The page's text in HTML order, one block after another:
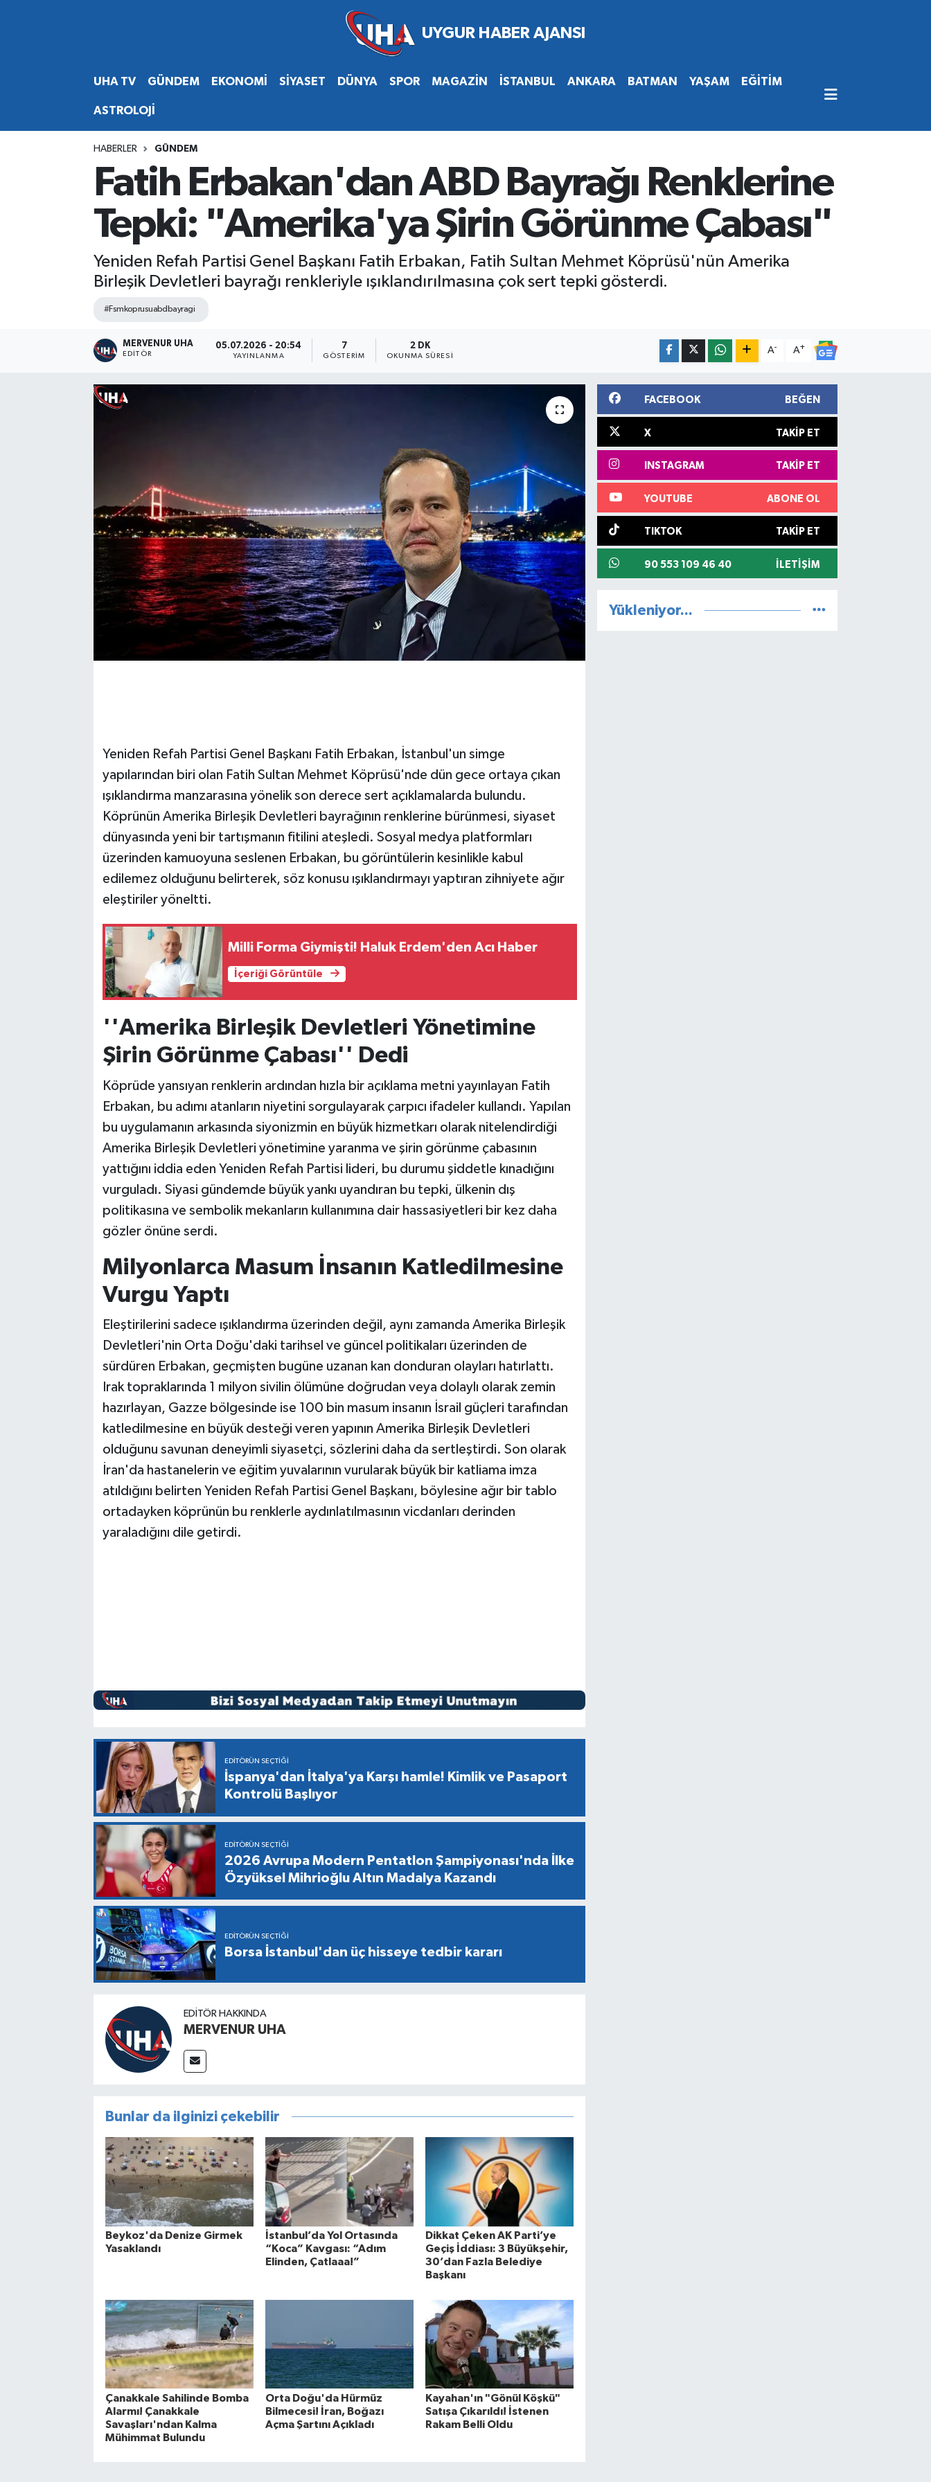
UHA TV GÜNDEM EKONOMİ SİYASET DÜNYA SPOR MAGAZİN İSTANBUL ANKARA BATMAN YAŞAM EĞİTİM
ASTROLOJİ
HABERLER GÜNDEM
Fatih Erbakan'dan ABD Bayrağı Renklerine
Tepki: "Amerika'ya Şirin Görünme Çabası"
Yeniden Refah Partisi Genel Başkanı Fatih Erbakan, Fatih Sultan Mehmet Köprüsü'nün Amerika
Birleşik Devletleri bayrağı renkleriyle ışıklandırılmasına çok sert tepki gösterdi.
#Fsmkoprusuabdbayragi
MERVENUR UHA
EDITÖR
05.07.2026 - 20:54
YAYINLANMA
7
GÖSTERIM
2 DK
OKUNMA SÜRESI
A- A+
Yeniden Refah Partisi Genel Başkanı Fatih Erbakan, İstanbul'un simge
yapılarından biri olan Fatih Sultan Mehmet Köprüsü'nde dün gece ortaya çıkan
ışıklandırma manzarasına yönelik son derece sert açıklamalarda bulundu.
Köprünün Amerika Birleşik Devletleri bayrağının renklerine bürünmesi, siyaset
dünyasında yeni bir tartışmanın fitilini ateşledi. Sosyal medya platformları
üzerinden kamuoyuna seslenen Erbakan, bu görüntülerin kesinlikle kabul
edilemez olduğunu belirterek, söz konusu ışıklandırmayı yaptıran zihniyete ağır
eleştiriler yöneltti.
Milli Forma Giymişti! Haluk Erdem'den Acı Haber
İçeriği Görüntüle
''Amerika Birleşik Devletleri Yönetimine
Şirin Görünme Çabası'' Dedi
Köprüde yansıyan renklerin ardından hızla bir açıklama metni yayınlayan Fatih
Erbakan, bu adımı atanların niyetini sorgulayarak çarpıcı ifadeler kullandı. Yapılan
bu uygulamanın arkasında siyonizmin en büyük hizmetkarı olarak nitelendirdiği
Amerika Birleşik Devletleri yönetimine yaranma ve şirin görünme çabasının
yattığını iddia eden Yeniden Refah Partisi lideri, bu durumu şiddetle kınadığını
vurguladı. Siyasi gündemde büyük yankı uyandıran bu tepki, ülkenin dış
politikasına ve sembolik mekanların kullanımına dair hassasiyetleri bir kez daha
gözler önüne serdi.
Milyonlarca Masum İnsanın Katledilmesine
Vurgu Yaptı
Eleştirilerini sadece ışıklandırma üzerinden değil, aynı zamanda Amerika Birleşik
Devletleri'nin Orta Doğu'daki tarihsel ve güncel politikaları üzerinden de
sürdüren Erbakan, geçmişten bugüne uzanan kan donduran olayları hatırlattı.
Irak topraklarında 1 milyon sivilin ölümüne doğrudan veya dolaylı olarak zemin
hazırlayan, Gazze bölgesinde ise 100 bin masum insanın İsrail güçleri tarafından
katledilmesine en büyük desteği veren yapının Amerika Birleşik Devletleri
olduğunu savunan deneyimli siyasetçi, sözlerini daha da sertleştirdi. Son olarak
İran'da hastanelerin ve eğitim yuvalarının vurularak büyük bir katliama imza
atıldığını belirten Yeniden Refah Partisi Genel Başkanı, böylesine ağır bir tablo
ortadayken köprünün bu renklerle aydınlatılmasının vicdanları derinden
yaraladığını dile getirdi.
EDITÖRÜN SEÇTIĞI
İspanya'dan İtalya'ya Karşı hamle! Kimlik ve Pasaport
Kontrolü Başlıyor
EDITÖRÜN SEÇTIĞI
2026 Avrupa Modern Pentatlon Şampiyonası'nda İlke
Özyüksel Mihrioğlu Altın Madalya Kazandı
EDITÖRÜN SEÇTIĞI
Borsa İstanbul'dan üç hisseye tedbir kararı
EDITÖR HAKKINDA
MERVENUR UHA
Bunlar da ilginizi çekebilir
Beykoz'da Denize Girmek
Yasaklandı
İstanbul’da Yol Ortasında
“Koca” Kavgası: “Adım
Elinden, Çatlaaa!”
Dikkat Çeken AK Parti’ye
Geçiş İddiası: 3 Büyükşehir,
30’dan Fazla Belediye
Başkanı
Çanakkale Sahilinde Bomba
Alarmı! Çanakkale
Savaşları'ndan Kalma
Mühimmat Bulundu
Orta Doğu'da Hürmüz
Bilmecesi! İran, Boğazı
Açma Şartını Açıkladı
Kayahan'ın "Gönül Köşkü"
Satışa Çıkarıldı! İstenen
Rakam Belli Oldu
FACEBOOK BEĞEN
X TAKIP ET
INSTAGRAM TAKIP ET
YOUTUBE ABONE OL
TIKTOK TAKIP ET
90 553 109 46 40 İLETIŞIM
Yükleniyor...
Hava Durumu
Süper Lig Puan Durumu ve Fikstür
Tüm Manşetler
Son Dakika Haberleri